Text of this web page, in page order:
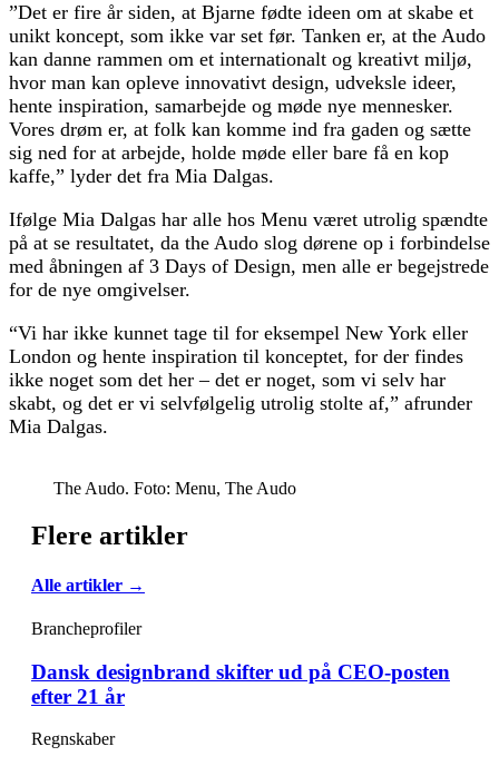
”Det er fire år siden, at Bjarne fødte ideen om at skabe et
unikt koncept, som ikke var set før. Tanken er, at the Audo
kan danne rammen om et internationalt og kreativt miljø,
hvor man kan opleve innovativt design, udveksle ideer,
hente inspiration, samarbejde og møde nye mennesker.
Vores drøm er, at folk kan komme ind fra gaden og sætte
sig ned for at arbejde, holde møde eller bare få en kop
kaffe,” lyder det fra Mia Dalgas.
Ifølge Mia Dalgas har alle hos Menu været utrolig spændte
på at se resultatet, da the Audo slog dørene op i forbindelse
med åbningen af 3 Days of Design, men alle er begejstrede
for de nye omgivelser.
“Vi har ikke kunnet tage til for eksempel New York eller
London og hente inspiration til konceptet, for der findes
ikke noget som det her – det er noget, som vi selv har
skabt, og det er vi selvfølgelig utrolig stolte af,” afrunder
Mia Dalgas.
The Audo. Foto: Menu, The Audo
Flere artikler
Alle artikler →
Brancheprofiler
Dansk designbrand skifter ud på CEO-posten
efter 21 år
Regnskaber